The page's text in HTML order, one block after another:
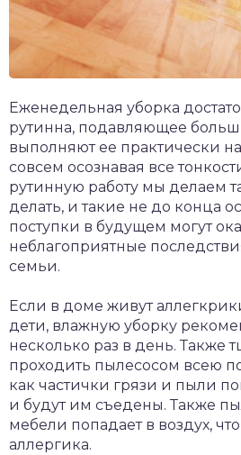
Еженедельная уборка
рутинна, подавляющее
выполняют ее практически
совсем осознавая все
рутинную работу мы делаем
делать, и такие не до конца
поступки в будущем могут
неблагоприятные
семьи.
Если в доме живут
дети, влажную уборку
несколько раз в день. Также
проходить пылесосом всею
как частички грязи и пыли
и будут им съедены. Также
мебели попадает в воздух,
аллергика.